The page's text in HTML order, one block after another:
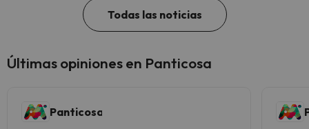
Todas las noticias
Últimas opiniones en Panticosa
Panticosa